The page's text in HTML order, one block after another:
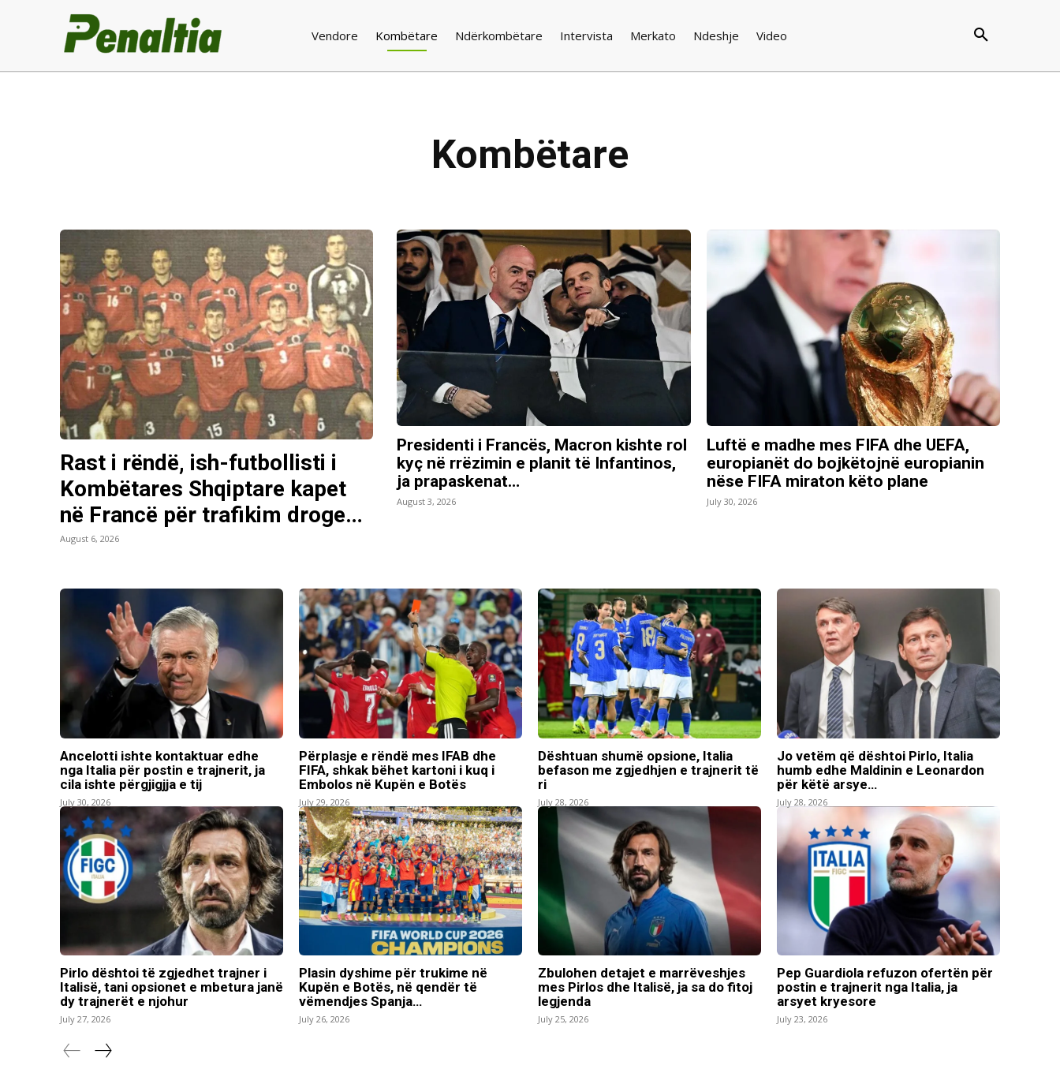
Vendore Kombëtare Ndërkombëtare Intervista Merkato Ndeshje Video
Kombëtare
Rast i rëndë, ish-futbollisti i
Kombëtares Shqiptare kapet
në Francë për trafikim droge…
August 6, 2026
Presidenti i Francës, Macron kishte rol
kyç në rrëzimin e planit të Infantinos,
ja prapaskenat…
August 3, 2026
Luftë e madhe mes FIFA dhe UEFA,
europianët do bojkëtojnë europianin
nëse FIFA miraton këto plane
July 30, 2026
Ancelotti ishte kontaktuar edhe
nga Italia për postin e trajnerit, ja
cila ishte përgjigjja e tij
July 30, 2026
Përplasje e rëndë mes IFAB dhe
FIFA, shkak bëhet kartoni i kuq i
Embolos në Kupën e Botës
July 29, 2026
Dështuan shumë opsione, Italia
befason me zgjedhjen e trajnerit të
ri
July 28, 2026
Jo vetëm që dështoi Pirlo, Italia
humb edhe Maldinin e Leonardon
për këtë arsye…
July 28, 2026
Pirlo dështoi të zgjedhet trajner i
Italisë, tani opsionet e mbetura janë
dy trajnerët e njohur
July 27, 2026
Plasin dyshime për trukime në
Kupën e Botës, në qendër të
vëmendjes Spanja…
July 26, 2026
Zbulohen detajet e marrëveshjes
mes Pirlos dhe Italisë, ja sa do fitoj
legjenda
July 25, 2026
Pep Guardiola refuzon ofertën për
postin e trajnerit nga Italia, ja
arsyet kryesore
July 23, 2026